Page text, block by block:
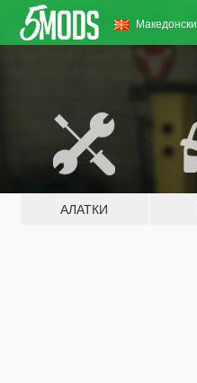
Македонски
АЛАТКИ